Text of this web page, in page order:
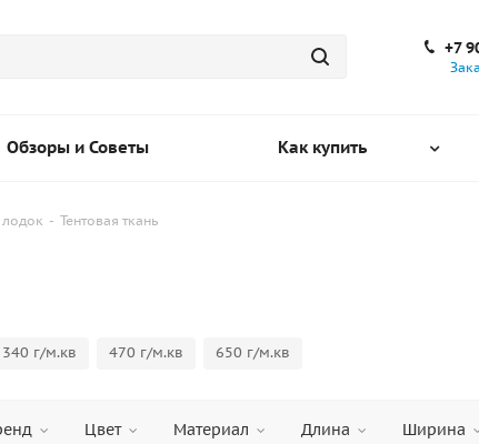
+7
Обзоры и Советы Как купить
лодок - Тентовая ткань
340 г/м.кв 470 г/м.кв 650 г/м.кв
Цвет Материал Длина Ширина